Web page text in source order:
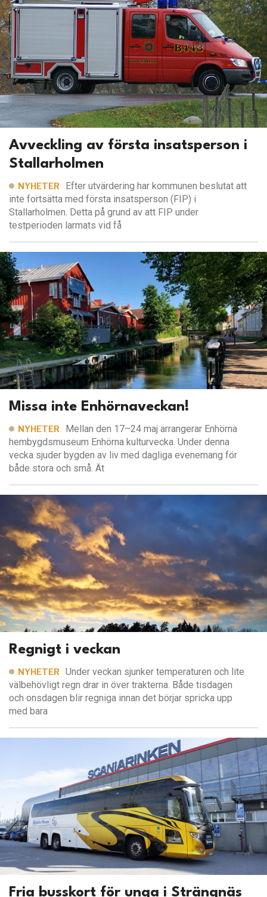
Avveckling av första insatsperson i
Stallarholmen
NYHETER
Efter utvärdering har kommunen beslutat att
inte fortsätta med första insatsperson (FIP) i
Stallarholmen. Detta på grund av att FIP under
testperioden larmats vid få
Missa inte Enhörnaveckan!
NYHETER
Mellan den 17–24 maj arrangerar Enhörna
hembygdsmuseum Enhörna kulturvecka. Under denna
vecka sjuder bygden av liv med dagliga evenemang för
både stora och små. Ät
Regnigt i veckan
NYHETER Under veckan sjunker temperaturen och lite
välbehövligt regn drar in över trakterna. Både tisdagen
och onsdagen blir regniga innan det börjar spricka upp
med bara
Fria busskort för unga i Strängnäs